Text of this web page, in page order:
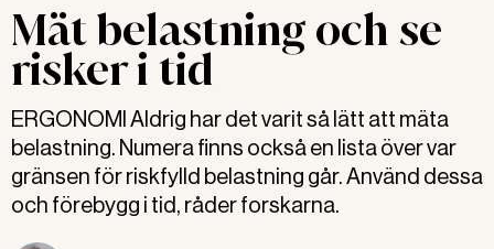
Mät belastning och se
risker i tid
ERGONOMI Aldrig har det varit så lätt att mäta
belastning. Numera finns också en lista över var
gränsen för riskfylld belastning går. Använd dessa
och förebygg i tid, råder forskarna.